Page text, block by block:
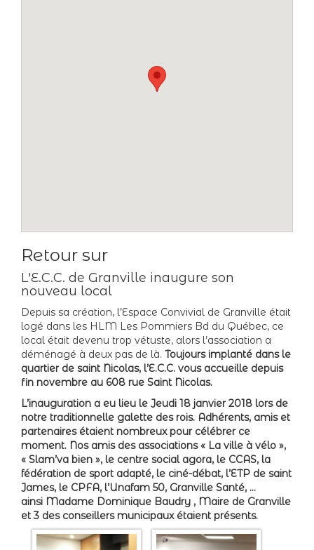
Retour sur
L'E.C.C. de Granville inaugure son
nouveau local
Depuis sa création, l’Espace Convivial de Granville était
logé dans les HLM Les Pommiers Bd du Québec, ce
local était devenu trop vétuste, alors l’association a
déménagé à deux pas de là. Toujours implanté dans le
quartier de saint Nicolas, l’E.C.C. vous accueille depuis
fin novembre au 608 rue Saint Nicolas.
L’inauguration a eu lieu le Jeudi 18 janvier 2018 lors de
notre traditionnelle galette des rois. Adhérents, amis et
partenaires étaient nombreux pour célébrer ce
moment. Nos amis des associations « La ville à vélo »,
« Slam’va bien », le centre social agora, le CCAS, la
fédération de sport adapté, le ciné-débat, l’ETP de saint
James, le CPFA, l’Unafam 50, Granville Santé, …
ainsi Madame Dominique Baudry , Maire de Granville
et 3 des conseillers municipaux étaient présents.